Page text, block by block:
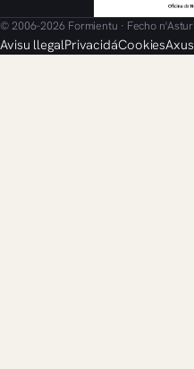
© 2006–2026 Formientu · Fecho
Avisu llegalPrivacidáCookies